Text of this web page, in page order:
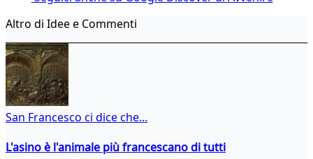
Altro di Idee e Commenti
San Francesco ci dice che...
L'asino è l'animale più francescano di tutti